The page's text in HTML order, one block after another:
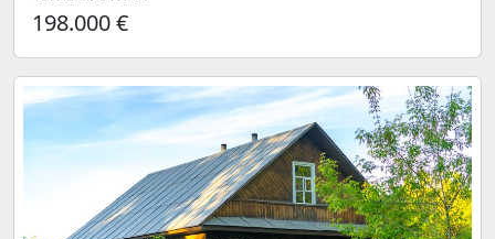
198.000 €